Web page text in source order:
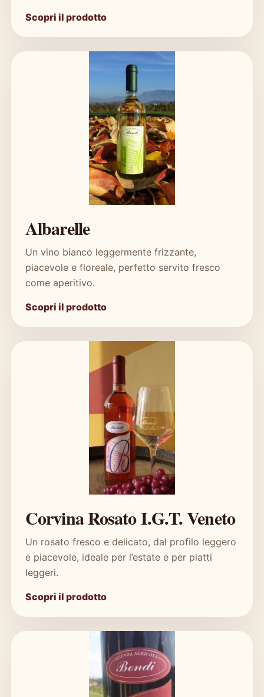
Scopri il prodotto
Albarelle
Un vino bianco leggermente frizzante,
piacevole e floreale, perfetto servito fresco
come aperitivo.
Scopri il prodotto
Corvina Rosato I.G.T. Veneto
Un rosato fresco e delicato, dal profilo leggero
e piacevole, ideale per l’estate e per piatti
leggeri.
Scopri il prodotto